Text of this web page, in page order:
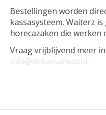
Bestellingen worden
kassasysteem. Waiterz
horecazaken die werken
Vraag vrijblijvend meer
info@dekassaman.nl